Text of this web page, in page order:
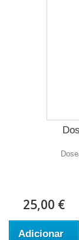
25,00 €
Adicionar